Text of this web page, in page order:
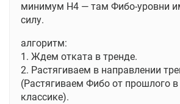
минимум Н4 — там Фибо-уровни
силу.
алгоритм:
1. Ждем отката в тренде.
2. Растягиваем в направлении
(Растягиваем Фибо от прошлого
классике).